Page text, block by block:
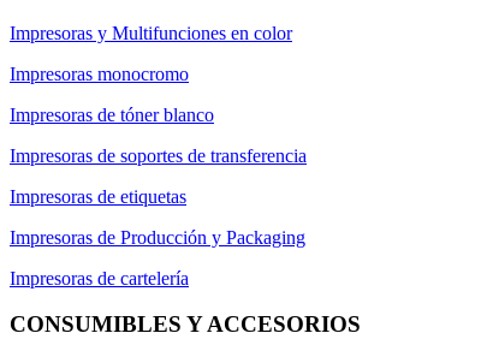
Impresoras y Multifunciones en color
Impresoras monocromo
Impresoras de tóner blanco
Impresoras de soportes de transferencia
Impresoras de etiquetas
Impresoras de Producción y Packaging
Impresoras de cartelería
CONSUMIBLES Y ACCESORIOS